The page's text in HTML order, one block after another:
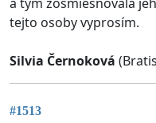
tejto osoby vyprosím.
Silvia Černoková
#1513